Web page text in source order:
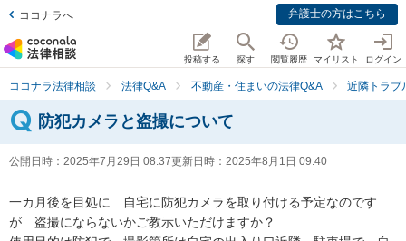
ココナラへ 弁護士の方はこちら
投稿する 探す 閲覧履歴 マイリスト ログイン
ココナラ法律相談 法律Q&A 不動産・住まいの法律Q&A 近隣トラブ
防犯カメラと盗撮について
公開日時： 2025年7月29日 08:37更新日時： 2025年8月1日 09:40
一カ月後を目処に　自宅に防犯カメラを取り付ける予定なのです
が　盗撮にならないかご教示いただけますか？